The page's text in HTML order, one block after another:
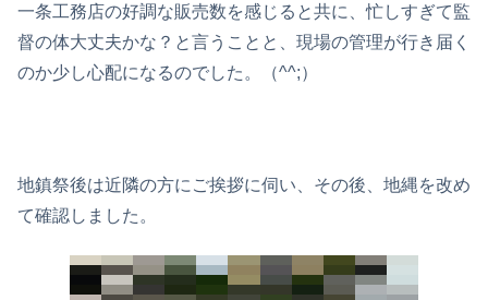
一条工務店の好調な販売数を感じると共に、忙しすぎて監
督の体大丈夫かな？と言うことと、現場の管理が行き届く
のか少し心配になるのでした。（^^;）
地鎮祭後は近隣の方にご挨拶に伺い、その後、地縄を改め
て確認しました。